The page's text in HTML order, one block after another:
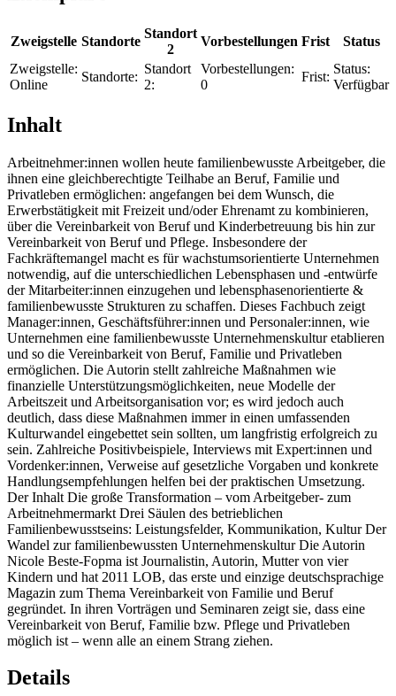
Zweigstelle Standorte
Standort
2
Vorbestellungen Frist
Status
Zweigstelle:
Online
Standorte:
Standort
2:
Vorbestellungen:
0
Frist:
Status:
Verfügbar
Inhalt
Arbeitnehmer:innen wollen heute familienbewusste Arbeitgeber, die
ihnen eine gleichberechtigte Teilhabe an Beruf, Familie und
Privatleben ermöglichen: angefangen bei dem Wunsch, die
Erwerbstätigkeit mit Freizeit und/oder Ehrenamt zu kombinieren,
über die Vereinbarkeit von Beruf und Kinderbetreuung bis hin zur
Vereinbarkeit von Beruf und Pflege. Insbesondere der
Fachkräftemangel macht es für wachstumsorientierte Unternehmen
notwendig, auf die unterschiedlichen Lebensphasen und -entwürfe
der Mitarbeiter:innen einzugehen und lebensphasenorientierte &
familienbewusste Strukturen zu schaffen. Dieses Fachbuch zeigt
Manager:innen, Geschäftsführer:innen und Personaler:innen, wie
Unternehmen eine familienbewusste Unternehmenskultur etablieren
und so die Vereinbarkeit von Beruf, Familie und Privatleben
ermöglichen. Die Autorin stellt zahlreiche Maßnahmen wie
finanzielle Unterstützungsmöglichkeiten, neue Modelle der
Arbeitszeit und Arbeitsorganisation vor; es wird jedoch auch
deutlich, dass diese Maßnahmen immer in einen umfassenden
Kulturwandel eingebettet sein sollten, um langfristig erfolgreich zu
sein. Zahlreiche Positivbeispiele, Interviews mit Expert:innen und
Vordenker:innen, Verweise auf gesetzliche Vorgaben und konkrete
Handlungsempfehlungen helfen bei der praktischen Umsetzung.
Der Inhalt Die große Transformation – vom Arbeitgeber- zum
Arbeitnehmermarkt Drei Säulen des betrieblichen
Familienbewusstseins: Leistungsfelder, Kommunikation, Kultur Der
Wandel zur familienbewussten Unternehmenskultur Die Autorin
Nicole Beste-Fopma ist Journalistin, Autorin, Mutter von vier
Kindern und hat 2011 LOB, das erste und einzige deutschsprachige
Magazin zum Thema Vereinbarkeit von Familie und Beruf
gegründet. In ihren Vorträgen und Seminaren zeigt sie, dass eine
Vereinbarkeit von Beruf, Familie bzw. Pflege und Privatleben
möglich ist – wenn alle an einem Strang ziehen.
Details